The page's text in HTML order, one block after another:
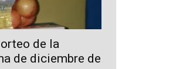
de la
de diciembre de